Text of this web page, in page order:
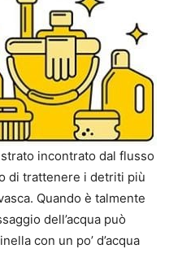
incontrato dal flusso
di trattenere i detriti più
Quando è talmente
dell’acqua può
con un po’ d’acqua